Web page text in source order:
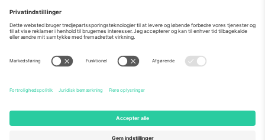
Mexico
Av Chapultepec 360, Roma
Norte, Cuauhtémoc, 06700
Ciudad de México, CDMX,
sted, begivenhed og/eller domæne. For detaljer se den specifikke
begivenhedsside, tryk og vilkår.,Virksomhed
Ticombo. Alle rettigheder forbeholdes.